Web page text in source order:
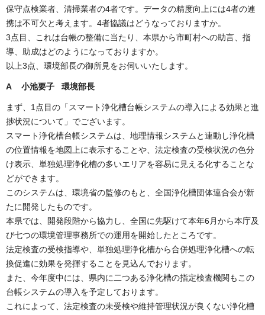
保守点検業者、清掃業者の4者です。データの精度向上には4者の連
携は不可欠と考えます。4者協議はどうなっておりますか。
3点目、これは台帳の整備に当たり、本県から市町村への助言、指
導、助成はどのようになっておりますか。
以上3点、環境部長の御所見をお伺いいたします。
A 小池要子 環境部長
まず、1点目の「スマート浄化槽台帳システムの導入による効果と進
捗状況について」でございます。
スマート浄化槽台帳システムは、地理情報システムと連動し浄化槽
の位置情報を地図上に表示することや、法定検査の受検状況の色分
け表示、単独処理浄化槽の多いエリアを容易に見える化することな
どができます。
このシステムは、環境省の監修のもと、全国浄化槽団体連合会が新
たに開発したものです。
本県では、開発段階から協力し、全国に先駆けて本年6月から本庁及
び七つの環境管理事務所での運用を開始したところです。
法定検査の受検指導や、単独処理浄化槽から合併処理浄化槽への転
換促進に効果を発揮することを見込んでおります。
また、今年度中には、県内に二つある浄化槽の指定検査機関もこの
台帳システムの導入を予定しております。
これによって、法定検査の未受検や維持管理状況が良くない浄化槽